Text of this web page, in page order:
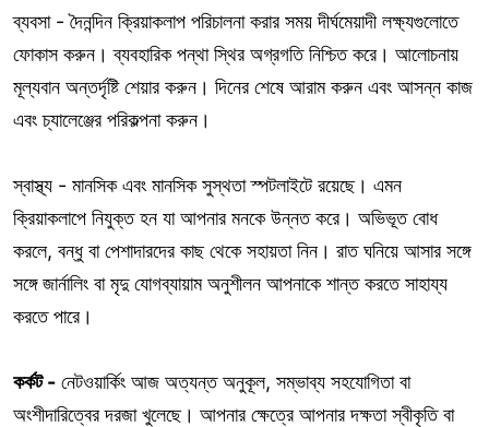
ব্যবসা - দৈনন্দিন ক্রিয়াকলাপ পরিচালনা করার সময় দীর্ঘমেয়াদী লক্ষ্যগুলোতে
ফোকাস করুন। ব্যবহারিক পন্থা স্থির অগ্রগতি নিশ্চিত করে। আলোচনায়
মূল্যবান অন্তর্দৃষ্টি শেয়ার করুন। দিনের শেষে আরাম করুন এবং আসন্ন কাজ
এবং চ্যালেঞ্জের পরিকল্পনা করুন।
স্বাস্থ্য - মানসিক এবং মানসিক সুস্থতা স্পটলাইটে রয়েছে। এমন
ক্রিয়াকলাপে নিযুক্ত হন যা আপনার মনকে উন্নত করে। অভিভূত বোধ
করলে, বন্ধু বা পেশাদারদের কাছ থেকে সহায়তা নিন। রাত ঘনিয়ে আসার সঙ্গে
সঙ্গে জার্নালিং বা মৃদু যোগব্যায়াম অনুশীলন আপনাকে শান্ত করতে সাহায্য
করতে পারে।
কর্কট - নেটওয়ার্কিং আজ অত্যন্ত অনুকূল, সম্ভাব্য সহযোগিতা বা
অংশীদারিত্বের দরজা খুলেছে। আপনার ক্ষেত্রে আপনার দক্ষতা স্বীকৃতি বা